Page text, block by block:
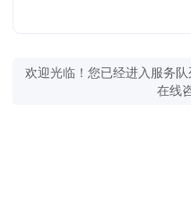
欢迎光临！您已经进入服务
在线